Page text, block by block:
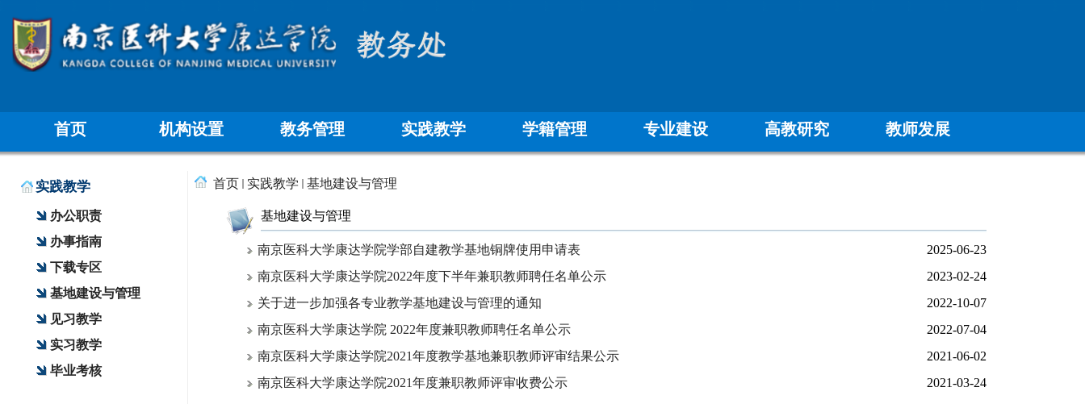
首页 机构设置 教务管理 实践教学 学籍管理 专业建设 高教研究 教师发展
实践教学
办公职责
办事指南
下载专区
基地建设与管理
见习教学
实习教学
毕业考核
首页 实践教学 基地建设与管理
基地建设与管理
南京医科大学康达学院学部自建教学基地铜牌使用申请表
2025-06-23
南京医科大学康达学院2022年度下半年兼职教师聘任名单公示
2023-02-24
关于进一步加强各专业教学基地建设与管理的通知
2022-10-07
南京医科大学康达学院 2022年度兼职教师聘任名单公示
2022-07-04
南京医科大学康达学院2021年度教学基地兼职教师评审结果公示
2021-06-02
南京医科大学康达学院2021年度兼职教师评审收费公示
2021-03-24